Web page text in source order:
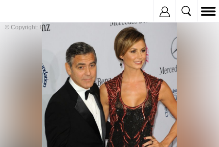
© Copyright: HEPTA